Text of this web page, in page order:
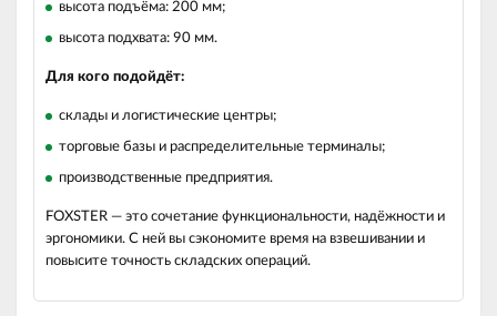
высота подъёма: 200 мм;
высота подхвата: 90 мм.
Для кого подойдёт:
склады и логистические центры;
торговые базы и распределительные терминалы;
производственные предприятия.
FOXSTER — это сочетание функциональности, надёжности и
эргономики. С ней вы сэкономите время на взвешивании и
повысите точность складских операций.